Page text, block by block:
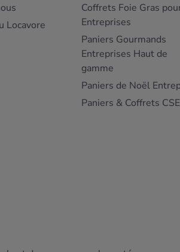
Locavore
Coffrets Foie Gras
Entreprises
Paniers Gourmands
Entreprises Haut de
gamme
Paniers de Noël
Paniers & Coffrets CSE